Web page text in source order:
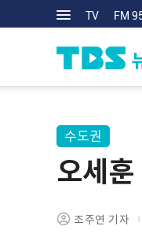
TV FM
수도권
오세
조주연 기자